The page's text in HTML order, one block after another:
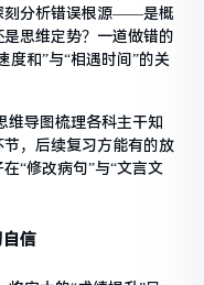
刻分析错误根源——是概
思维定势？一道做错的
度和”与“相遇时间”的关
维导图梳理各科主干知
，后续复习方能有的放
“修改病句”与“文言文
信